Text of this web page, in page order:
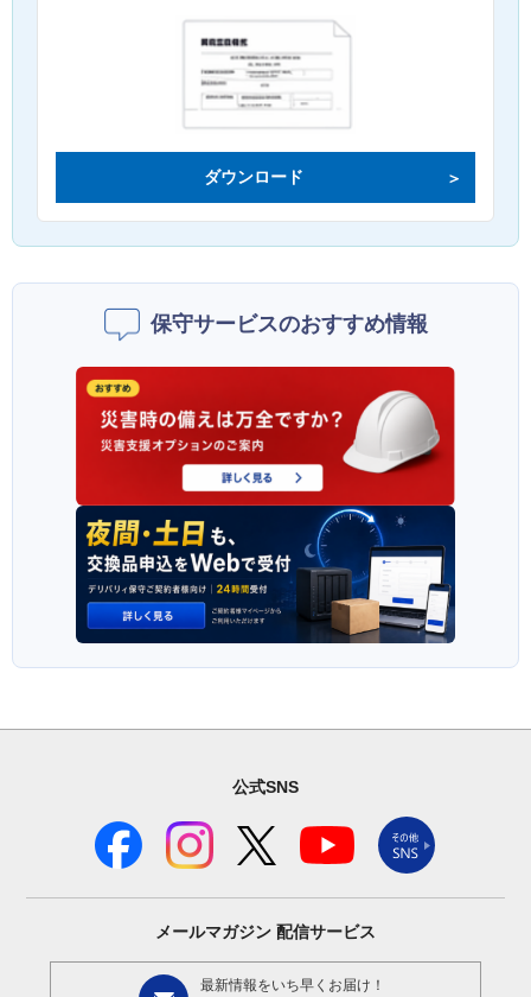
ダウンロード
保守サービスのおすすめ情報
公式SNS
メールマガジン 配信サービス
最新情報をいち早くお届け！